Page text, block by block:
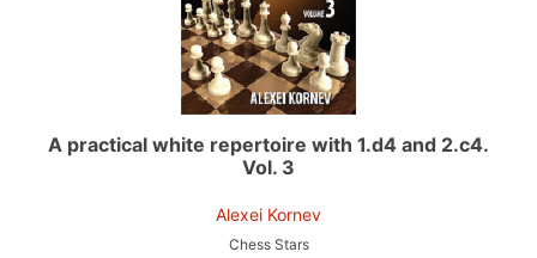
A practical white repertoire with 1.d4 and 2.c4.
Vol. 3
Alexei Kornev
Chess Stars